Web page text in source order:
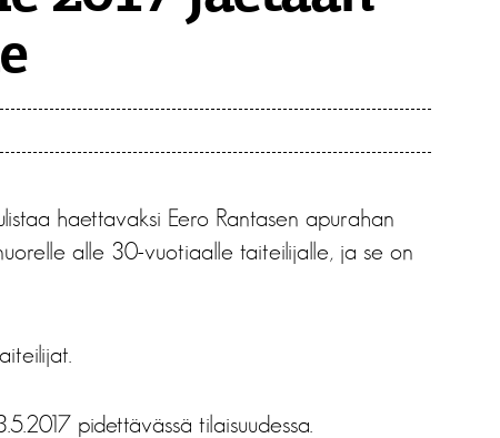
haettavaksi Eero Rantasen apurahan
alle 30-vuotiaalle taiteilijalle, ja se on
pidettävässä tilaisuudessa.